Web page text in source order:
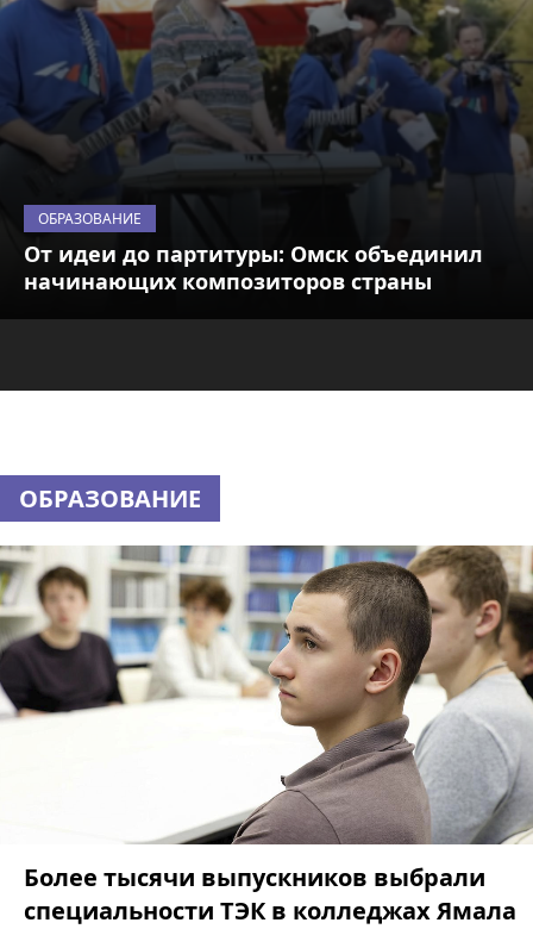
ОБРАЗОВАНИЕ
От идеи до партитуры: Омск объединил
начинающих композиторов страны
ОБРАЗОВАНИЕ
Более тысячи выпускников выбрали
специальности ТЭК в колледжах Ямала